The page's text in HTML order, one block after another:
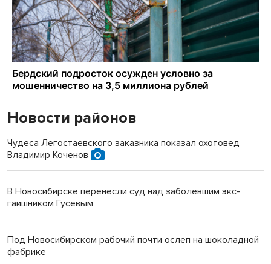
Новости районов
Чудеса Легостаевского заказника показал охотовед
Владимир Коченов
В Новосибирске перенесли суд над заболевшим экс-
гаишником Гусевым
Под Новосибирском рабочий почти ослеп на шоколадной
фабрике